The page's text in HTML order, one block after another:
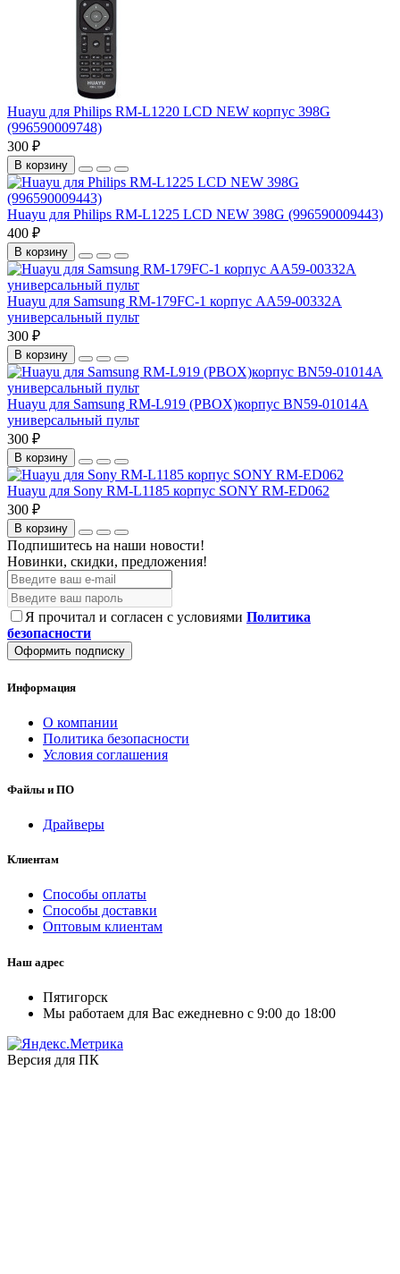
Huayu для Philips RM-L1220 LCD NEW корпус 398G
(996590009748)
300 ₽
В корзину
Huayu для Philips RM-L1225 LCD NEW 398G (996590009443)
400 ₽
В корзину
Huayu для Samsung RM-179FC-1 корпус AA59-00332A
универсальный пульт
300 ₽
В корзину
Huayu для Samsung RM-L919 (PBOX)корпус BN59-01014A
универсальный пульт
300 ₽
В корзину
Huayu для Sony RM-L1185 корпус SONY RM-ED062
300 ₽
В корзину
Подпишитесь на наши новости!
Новинки, скидки, предложения!
Я прочитал и согласен с условиями Политика
безопасности
Оформить подписку
Информация
О компании
Политика безопасности
Условия соглашения
Файлы и ПО
Драйверы
Клиентам
Способы оплаты
Способы доставки
Оптовым клиентам
Наш адрес
Пятигорск
Мы работаем для Вас ежедневно с 9:00 до 18:00
Версия для ПК